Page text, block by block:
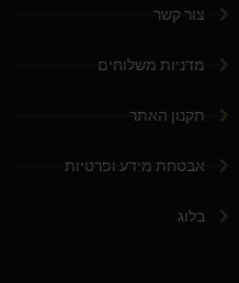
צור קשר
מדניות משלוחים
תקנון האתר
אבטחת מידע ופרטיות
בלוג